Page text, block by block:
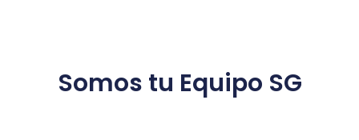
Somos tu Equipo SG